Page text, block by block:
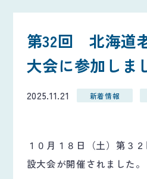
第32回 北海道
大会に参加しま
2025.11.21 新着情報
１０月１８日（土）第３
設大会が開催されました。